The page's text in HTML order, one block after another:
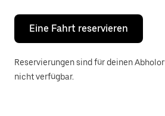
um
den
Kalender
schließen.
Eine Fahrt reservieren
Reservierungen sind für deinen
nicht verfügbar.